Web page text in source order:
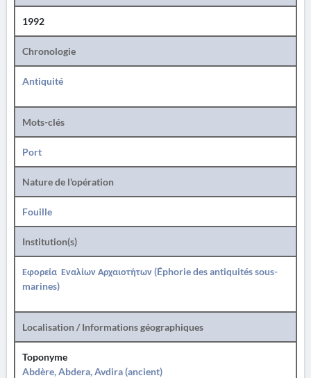
1992
Chronologie
Antiquité
Mots-clés
Port
Nature de l'opération
Fouille
Institution(s)
Εφορεία Εναλίων Αρχαιοτήτων (Éphorie des antiquités sous-
marines)
Localisation / Informations géographiques
Toponyme
Abdère, Abdera, Avdira (ancient)